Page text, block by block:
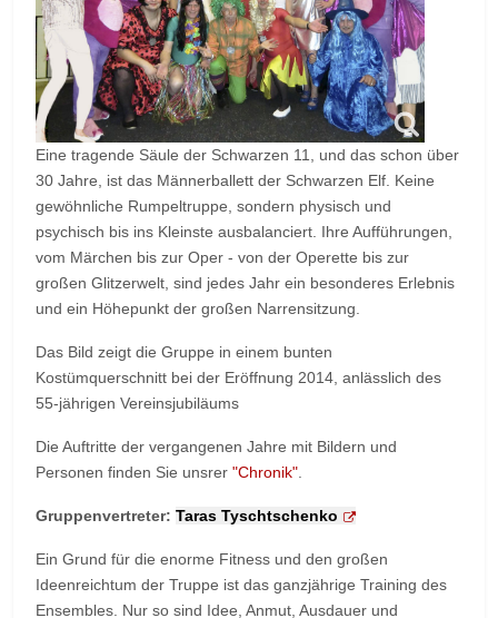
Eine tragende Säule der Schwarzen 11, und das schon über
30 Jahre, ist das Männerballett der Schwarzen Elf. Keine
gewöhnliche Rumpeltruppe, sondern physisch und
psychisch bis ins Kleinste ausbalanciert. Ihre Aufführungen,
vom Märchen bis zur Oper - von der Operette bis zur
großen Glitzerwelt, sind jedes Jahr ein besonderes Erlebnis
und ein Höhepunkt der großen Narrensitzung.
Das Bild zeigt die Gruppe in einem bunten
Kostümquerschnitt bei der Eröffnung 2014, anlässlich des
55-jährigen Vereinsjubiläums
Die Auftritte der vergangenen Jahre mit Bildern und
Personen finden Sie unsrer "Chronik".
Gruppenvertreter: Taras Tyschtschenko
Ein Grund für die enorme Fitness und den großen
Ideenreichtum der Truppe ist das ganzjährige Training des
Ensembles. Nur so sind Idee, Anmut, Ausdauer und